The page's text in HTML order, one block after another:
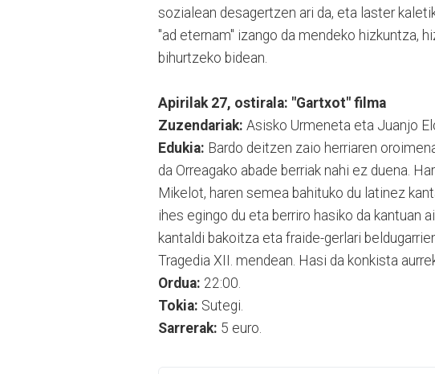
sozialean desagertzen ari da, eta laster
"ad eternam" izango da mendeko hizkuntza,
bihurtzeko bidean.
Apirilak 27, ostirala: "Gartxot" filma
Zuzendariak: Asisko Urmeneta eta Juanjo
Edukia: Bardo deitzen zaio herriaren
da Orreagako abade berriak nahi ez duena.
Mikelot, haren semea bahituko du latinez
ihes egingo du eta berriro hasiko da kantuan
kantaldi bakoitza eta fraide-gerlari
Tragedia XII. mendean. Hasi da konkista
Ordua: 22:00.
Tokia: Sutegi.
Sarrerak: 5 euro.